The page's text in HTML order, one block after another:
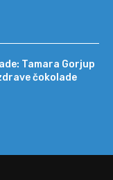
Tamara Gorjup
čokolade